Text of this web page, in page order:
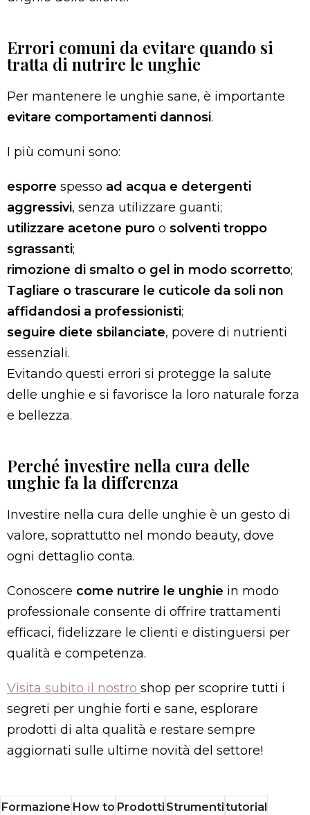
Errori comuni da evitare quando si
tratta di nutrire le unghie
Per mantenere le unghie sane, è importante
evitare comportamenti dannosi.
I più comuni sono:
esporre spesso ad acqua e detergenti
aggressivi, senza utilizzare guanti;
utilizzare acetone puro o solventi troppo
sgrassanti;
rimozione di smalto o gel in modo scorretto;
Tagliare o trascurare le cuticole da soli non
affidandosi a professionisti;
seguire diete sbilanciate, povere di nutrienti
essenziali.
Evitando questi errori si protegge la salute
delle unghie e si favorisce la loro naturale forza
e bellezza.
Perché investire nella cura delle
unghie fa la differenza
Investire nella cura delle unghie è un gesto di
valore, soprattutto nel mondo beauty, dove
ogni dettaglio conta.
Conoscere come nutrire le unghie in modo
professionale consente di offrire trattamenti
efficaci, fidelizzare le clienti e distinguersi per
qualità e competenza.
Visita subito il nostro shop per scoprire tutti i
segreti per unghie forti e sane, esplorare
prodotti di alta qualità e restare sempre
aggiornati sulle ultime novità del settore!
FormazioneHow toProdottiStrumentitutorial